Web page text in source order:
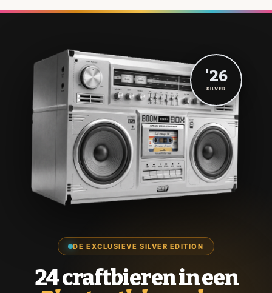
DE EXCLUSIEVE SILVER EDITION
24 craftbieren in een
'26
SILVER